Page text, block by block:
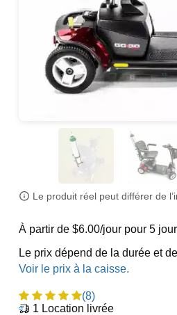
Le produit réel peut différer de
À partir de $6.00/jour pour 5
Le prix dépend de la durée et
(8)
1 Location livrée